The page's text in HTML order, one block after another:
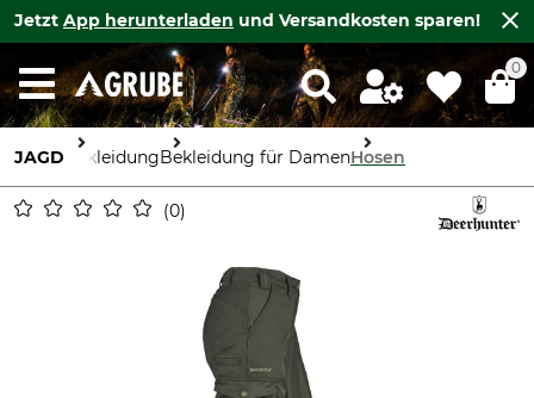
Jetzt App herunterladen und Versandkosten sparen!
0
JAGD BekleidungBekleidung für DamenHosen
0